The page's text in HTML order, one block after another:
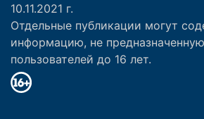
10.11.2021 г.
Отдельные публикации могут
информацию, не
пользователей до 16 лет.